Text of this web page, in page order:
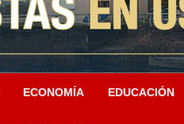
ECONOMÍA EDUCACIÓN